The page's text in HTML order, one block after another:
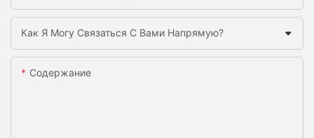
Как Я Могу Связаться С Вами Напрямую?
Содержание